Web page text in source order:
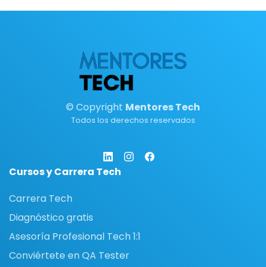
© Copyright Mentores Tech
Todos los derechos reservados
Cursos y Carrera Tech
Carrera Tech
Diagnóstico gratis
Asesoría Profesional Tech 1:1
Conviértete en QA Tester